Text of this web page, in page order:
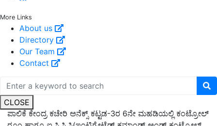
More Links
About us
Directory
Our Team
Contact
CLOSE
ಪಾಲಿಕೆ ಕೇಂದ್ರ ಕಚೇರಿ ಅನೆಕ್ಸ್ ಕಟ್ಟಡ-3ರ 6ನೇ ಮಹಡಿಯಲ್ಲಿ ಕಂಟ್ರೋಲ್